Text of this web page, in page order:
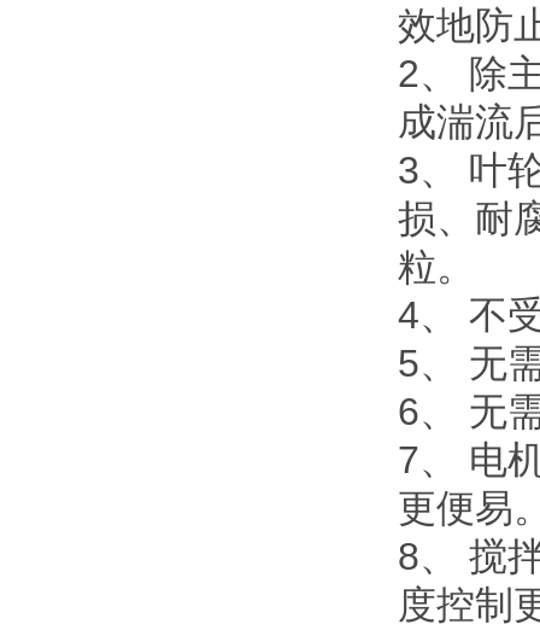
效地防
2、 除
成湍流
3、 叶
损、耐
粒。
4、 不
5、 无
6、 无
7、 电
更便易
8、 搅
度控制